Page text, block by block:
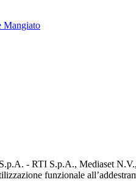
Mangiato
- RTI S.p.A., Mediaset N.V.,
funzionale